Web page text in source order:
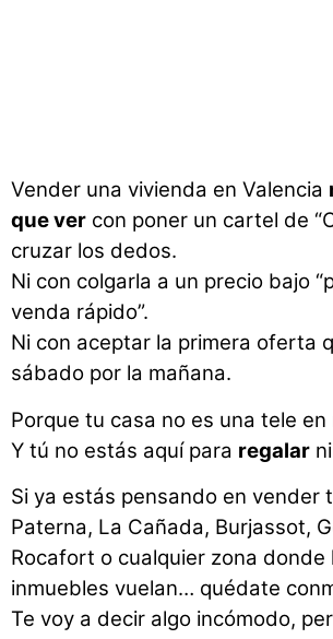
Vender una vivienda en Valencia
que ver con poner un cartel de
cruzar los dedos.
Ni con colgarla a un precio bajo
venda rápido”.
Ni con aceptar la primera oferta
sábado por la mañana.
Porque tu casa no es una tele en
Y tú no estás aquí para regalar ni
Si ya estás pensando en vender
Paterna, La Cañada, Burjassot,
Rocafort o cualquier zona donde
inmuebles vuelan… quédate
Te voy a decir algo incómodo,